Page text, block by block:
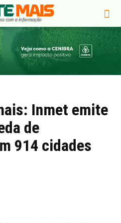
Inmet emite
de
914 cidades